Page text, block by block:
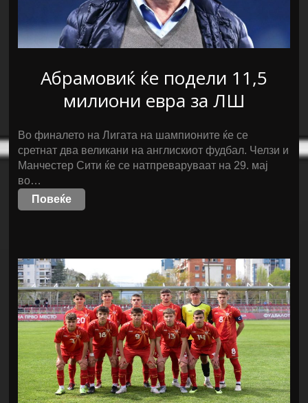
Абрамовиќ ќе подели 11,5
милиони евра за ЛШ
Во финалето на Лигата на шампионите ќе се
сретнат два великани на англискиот фудбал. Челзи и
Манчестер Сити ќе се натпреваруваат на 29. мај
во…
Повеќе